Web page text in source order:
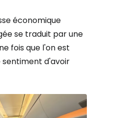
économique
se traduit par une
fois que l'on est
sentiment d'avoir